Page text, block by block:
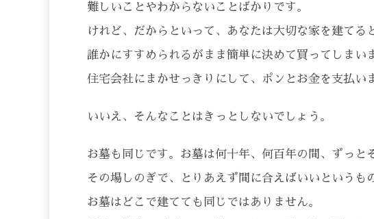
難しいことやわからないことばかりです。
けれど、だからといって、あなたは大切な家を建てる
誰かにすすめられるがまま簡単に決めて買ってしまい
住宅会社にまかせっきりにして、ポンとお金を支払い
いいえ、そんなことはきっとしないでしょう。
お墓も同じです。お墓は何十年、何百年の間、ずっと
その場しのぎで、とりあえず間に合えばいいというも
お墓はどこで建てても同じではありません。